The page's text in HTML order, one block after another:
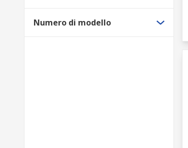
Numero di modello